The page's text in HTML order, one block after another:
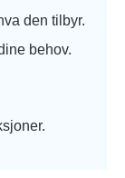
den tilbyr.
behov.